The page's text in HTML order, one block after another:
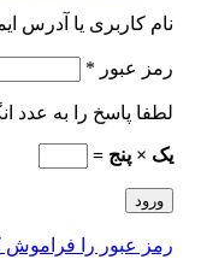
نام کاربری یا آدرس
رمز عبور *
لطفا پاسخ را به عدد
یک × پنج =
ورود
رمز عبور را فراموش